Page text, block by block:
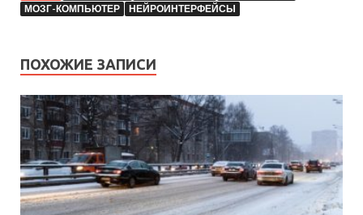
МОЗГ-КОМПЬЮТЕР
НЕЙРОИНТЕРФЕЙСЫ
ПОХОЖИЕ ЗАПИСИ